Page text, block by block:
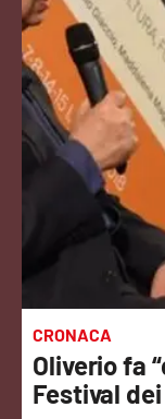
Economia e
Italia Mondo
Sanità
Podcast
Meteo
CRONACA
Oliverio fa
Festival